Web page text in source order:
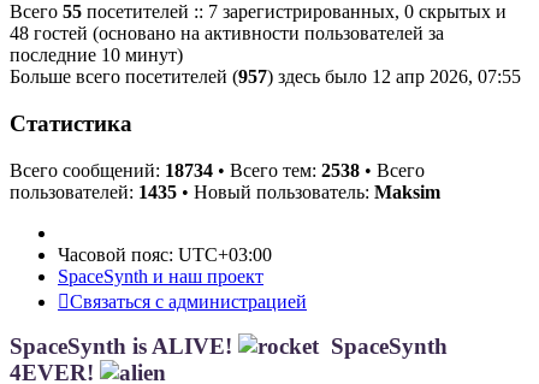
Всего 55 посетителей :: 7 зарегистрированных, 0 скрытых и
48 гостей (основано на активности пользователей за
последние 10 минут)
Больше всего посетителей (957) здесь было 12 апр 2026, 07:55
Статистика
Всего сообщений: 18734 • Всего тем: 2538 • Всего
пользователей: 1435 • Новый пользователь: Maksim
Часовой пояс: UTC+03:00
SpaceSynth и наш проект
Связаться с администрацией
SpaceSynth is ALIVE!
SpaceSynth
4EVER!